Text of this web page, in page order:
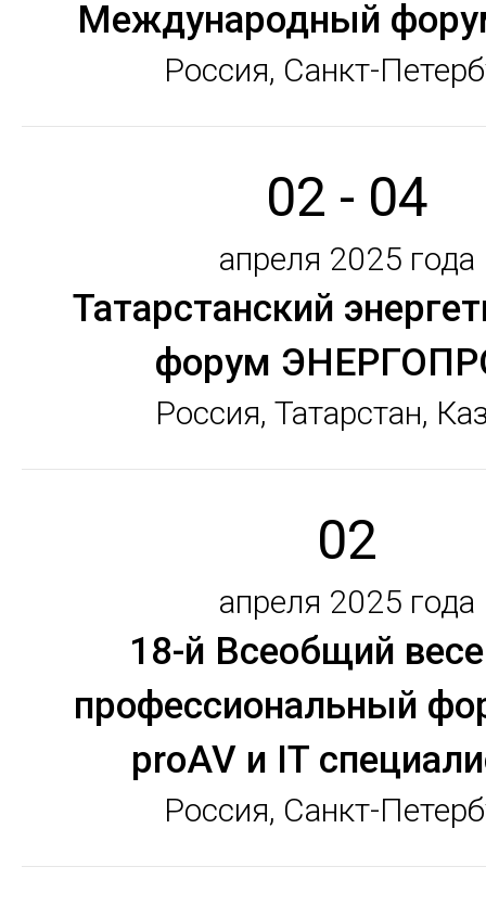
Международный
Россия, Санкт-
02 - 04
апреля 2025 года
Татарстанский
форум
Россия, Татарстан,
02
апреля 2025 года
18-й Всеобщий
профессиональный
proAV и IT
Россия, Санкт-